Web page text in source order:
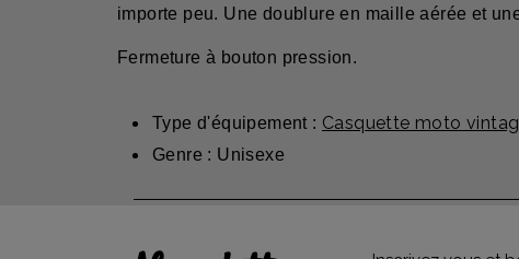
importe peu. Une doublure en maille aérée et
Fermeture à bouton pression.
Type d'équipement : Casquette moto
Genre : Unisexe